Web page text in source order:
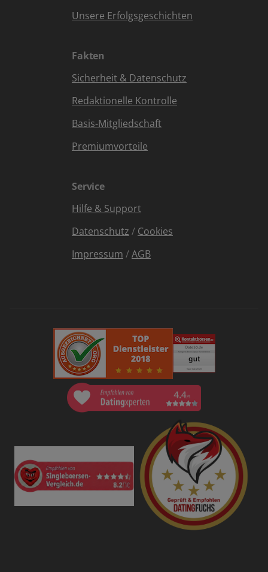
Unsere Erfolgsgeschichten
Fakten
Sicherheit & Datenschutz
Redaktionelle Kontrolle
Basis-Mitgliedschaft
Premiumvorteile
Service
Hilfe & Support
Datenschutz / Cookies
Impressum /AGB